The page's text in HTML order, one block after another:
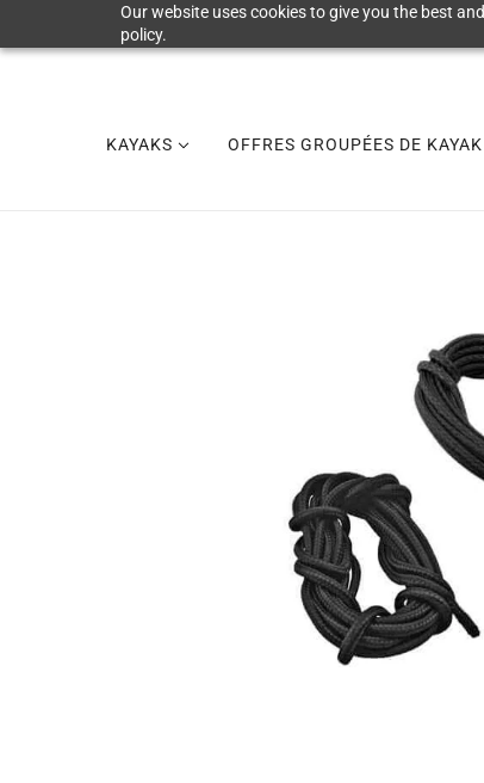
Our website uses cookies to give you the best
policy.
KAYAKS OFFRES GROUPÉES DE KAYAK